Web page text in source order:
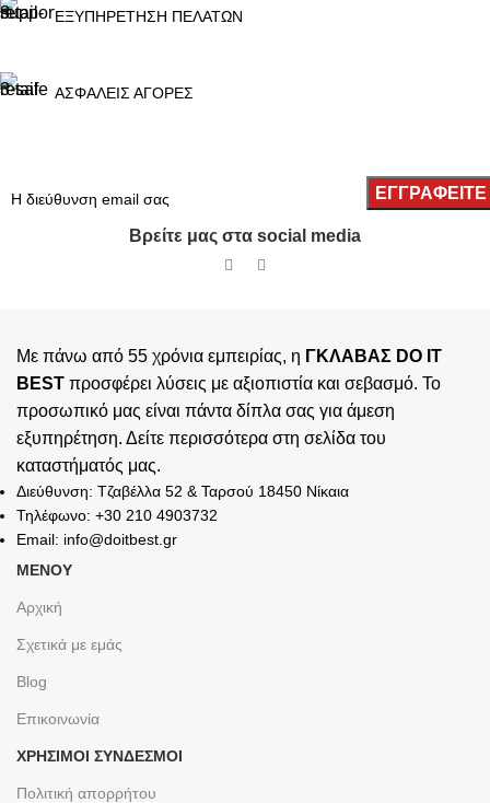
ΕΞΥΠΗΡΕΤΗΣΗ ΠΕΛΑΤΩΝ
ΑΣΦΑΛΕΙΣ ΑΓΟΡΕΣ
Βρείτε μας στα social media
Με πάνω από 55 χρόνια εμπειρίας, η ΓΚΛΑΒΑΣ DO IT
BEST προσφέρει λύσεις με αξιοπιστία και σεβασμό. Το
προσωπικό μας είναι πάντα δίπλα σας για άμεση
εξυπηρέτηση. Δείτε περισσότερα στη σελίδα του
καταστήματός μας.
Διεύθυνση: Τζαβέλλα 52 & Ταρσού 18450 Νίκαια
Τηλέφωνο: +30 210 4903732
Email: info@doitbest.gr
ΜΕΝΟΥ
Αρχική
Σχετικά με εμάς
Blog
Επικοινωνία
ΧΡΉΣΙΜΟΙ ΣΎΝΔΕΣΜΟΙ
Πολιτική απορρήτου